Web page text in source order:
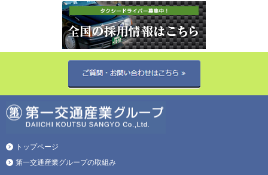
トップページ
第一交通産業グループの取組み